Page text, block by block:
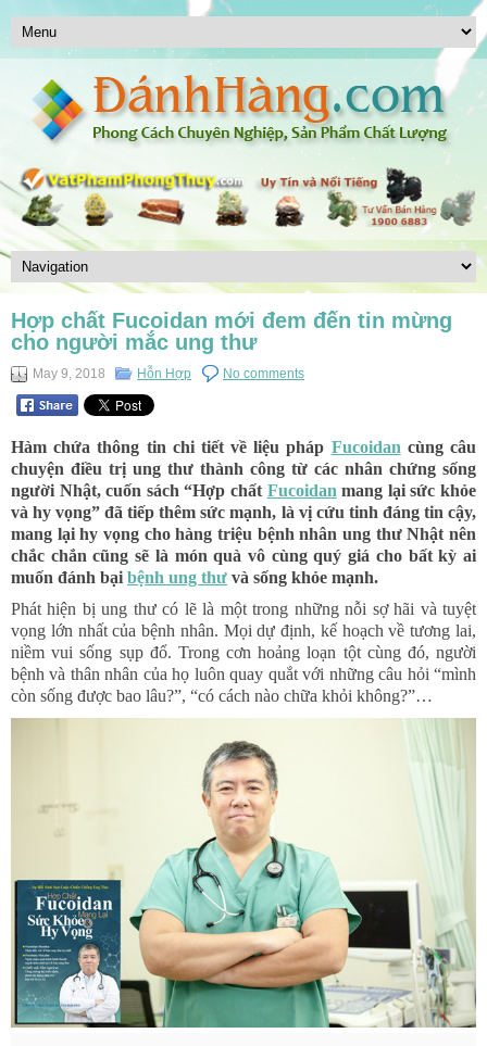
Hợp chất Fucoidan mới đem đến tin mừng
cho người mắc ung thư
May 9, 2018 Hỗn Hợp No comments
Hàm chứa thông tin chi tiết về liệu pháp Fucoidan cùng câu
chuyện điều trị ung thư thành công từ các nhân chứng sống
người Nhật, cuốn sách “Hợp chất Fucoidan mang lại sức khỏe
và hy vọng” đã tiếp thêm sức mạnh, là vị cứu tinh đáng tin cậy,
mang lại hy vọng cho hàng triệu bệnh nhân ung thư Nhật nên
chắc chắn cũng sẽ là món quà vô cùng quý giá cho bất kỳ ai
muốn đánh bại bệnh ung thư và sống khỏe mạnh.
Phát hiện bị ung thư có lẽ là một trong những nỗi sợ hãi và tuyệt
vọng lớn nhất của bệnh nhân. Mọi dự định, kế hoạch về tương lai,
niềm vui sống sụp đổ. Trong cơn hoảng loạn tột cùng đó, người
bệnh và thân nhân của họ luôn quay quắt với những câu hỏi “mình
còn sống được bao lâu?”, “có cách nào chữa khỏi không?”…